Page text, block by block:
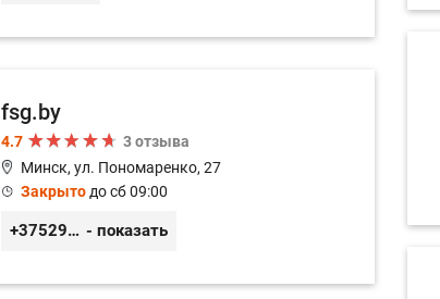
fsg.by
4.7
3 отзыва
Минск, ул. Пономаренко, 27
Закрытодо сб 09:00
+375291882338 - показать